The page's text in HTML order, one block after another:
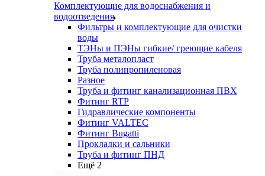
Комплектующие для водоснабжения и
водоотведения
Фильтры и комплектующие для очистки
воды
ТЭНы и ПЭНы гибкие/ греющие кабеля
Труба металопласт
Труба полипропиленовая
Разное
Труба и фитинг канализационная ПВХ
Фитинг RTP
Гидравлические компоненты
Фитинг VALTEC
Фитинг Bugatti
Прокладки и сальники
Труба и фитинг ПНД
Ещё 2